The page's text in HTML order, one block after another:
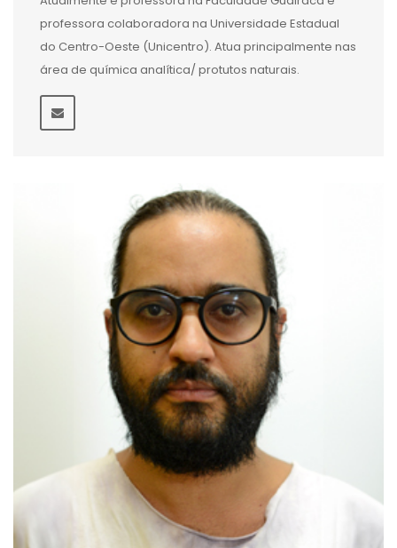
professora colaboradora na Universidade Estadual
do Centro-Oeste (Unicentro). Atua principalmente nas
área de química analítica/ protutos naturais.